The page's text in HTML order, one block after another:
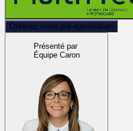
Obtenez votre pré-approbation
Présenté par
Équipe Caron